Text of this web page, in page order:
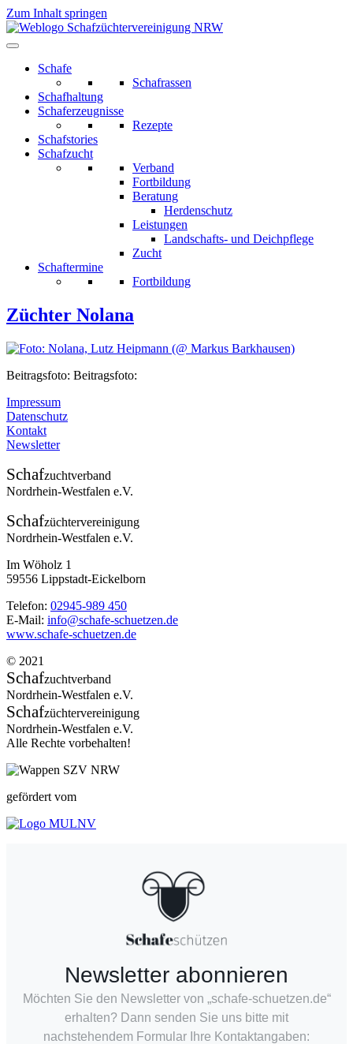
Zum Inhalt springen
Schafe
Schafrassen
Schafhaltung
Schaferzeugnisse
Rezepte
Schafstories
Schafzucht
Verband
Fortbildung
Beratung
Herdenschutz
Leistungen
Landschafts- und Deichpflege
Zucht
Schaftermine
Fortbildung
Züchter Nolana
Beitragsfoto: Beitragsfoto:
Impressum
Datenschutz
Kontakt
Newsletter
Schafzuchtverband
Nordrhein-Westfalen e.V.
Schafzüchtervereinigung
Nordrhein-Westfalen e.V.
Im Wöholz 1
59556 Lippstadt-Eickelborn
Telefon: 02945-989 450
E-Mail: info@schafe-schuetzen.de
www.schafe-schuetzen.de
© 2021
Schafzuchtverband
Nordrhein-Westfalen e.V.
Schafzüchtervereinigung
Nordrhein-Westfalen e.V.
Alle Rechte vorbehalten!
gefördert vom
Newsletter abonnieren
Möchten Sie den Newsletter von „schafe-schuetzen.de“
erhalten? Dann senden Sie uns bitte mit
nachstehendem Formular Ihre Kontaktangaben: